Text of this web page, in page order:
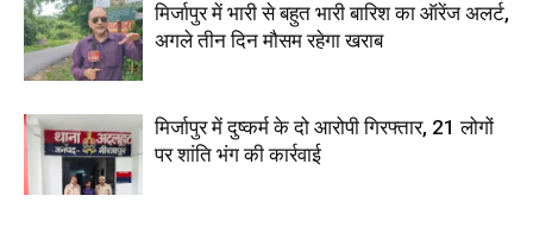
मिर्जापुर में भारी से बहुत भारी बारिश का ऑरेंज अलर्ट,
अगले तीन दिन मौसम रहेगा खराब
मिर्जापुर में दुष्कर्म के दो आरोपी गिरफ्तार, 21 लोगों
पर शांति भंग की कार्रवाई